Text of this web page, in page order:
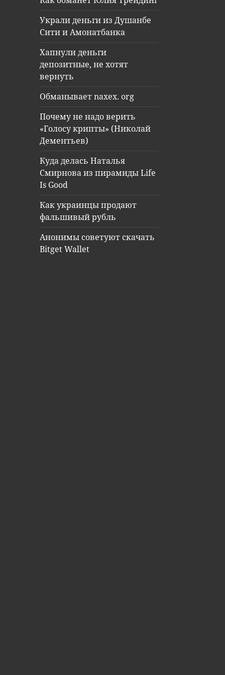
Украли деньги из Душанбе
Сити и Амонатбанка
Хапнули деньги
депозитные, не хотят
вернуть
Обманывает naxex. org
Почему не надо верить
«Голосу крипты» (Николай
Дементьев)
Куда делась Наталья
Смирнова из пирамиды Life
Is Good
Как украинцы продают
фальшивый рубль
Анонимы советуют скачать
Bitget Wallet